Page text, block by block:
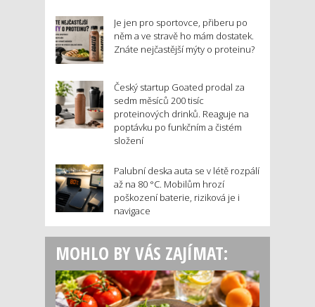
Je jen pro sportovce, přiberu po
něm a ve stravě ho mám dostatek.
Znáte nejčastější mýty o proteinu?
Český startup Goated prodal za
sedm měsíců 200 tisíc
proteinových drinků. Reaguje na
poptávku po funkčním a čistém
složení
Palubní deska auta se v létě rozpálí
až na 80 °C. Mobilům hrozí
poškození baterie, riziková je i
navigace
MOHLO BY VÁS ZAJÍMAT: